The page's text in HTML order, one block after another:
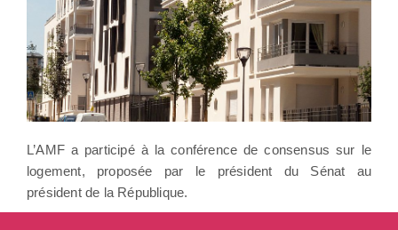
L’AMF a participé à la conférence de consensus sur le
logement, proposée par le président du Sénat au
président de la République.